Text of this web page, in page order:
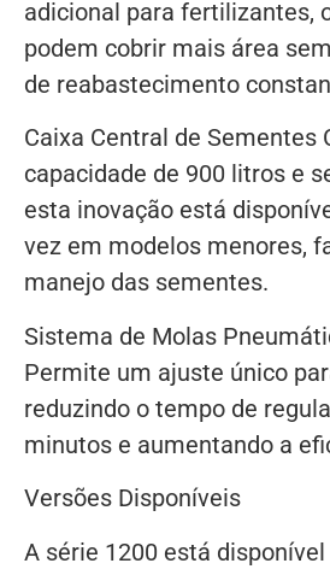
adicional para fertilizantes,
podem cobrir mais área
de reabastecimento
Caixa Central de Sementes
capacidade de 900 litros e
esta inovação está
vez em modelos menores,
manejo das sementes.
Sistema de Molas
Permite um ajuste único
reduzindo o tempo de
minutos e aumentando a
Versões Disponíveis
A série 1200 está